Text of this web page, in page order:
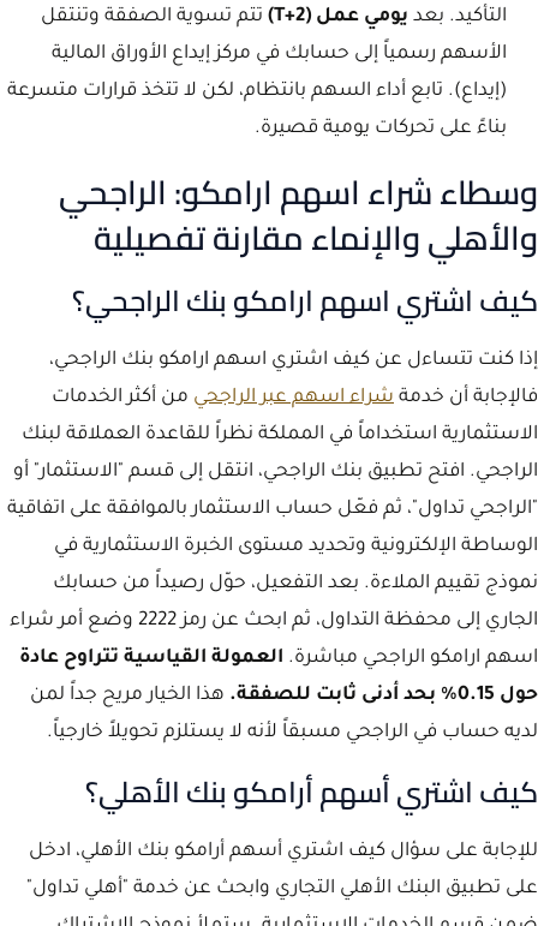
التأكيد. بعد يومي عمل (T+2)
تتم تسوية الصفقة وتنتقل
الأسهم رسمياً إلى حسابك في مركز إيداع الأوراق المالية
(إيداع). تابع أداء السهم بانتظام، لكن لا تتخذ قرارات متسرعة
بناءً على تحركات يومية قصيرة.
وسطاء شراء اسهم ارامكو: الراجحي
والأهلي والإنماء مقارنة تفصيلية
كيف اشتري اسهم ارامكو بنك الراجحي؟
إذا كنت تتساءل عن كيف اشتري اسهم ارامكو بنك الراجحي،
فالإجابة أن خدمة شراء اسهم عبر الراجحي من أكثر الخدمات
الاستثمارية استخداماً في المملكة نظراً للقاعدة العملاقة لبنك
الراجحي. افتح تطبيق بنك الراجحي، انتقل إلى قسم "الاستثمار" أو
"الراجحي تداول"، ثم فعّل حساب الاستثمار بالموافقة على اتفاقية
الوساطة الإلكترونية وتحديد مستوى الخبرة الاستثمارية في
نموذج تقييم الملاءة. بعد التفعيل، حوّل رصيداً من حسابك
الجاري إلى محفظة التداول، ثم ابحث عن رمز 2222 وضع أمر شراء
اسهم ارامكو الراجحي مباشرة. العمولة القياسية تتراوح عادة
حول 0.15% بحد أدنى ثابت للصفقة.
هذا الخيار مريح جداً لمن
لديه حساب في الراجحي مسبقاً لأنه لا يستلزم تحويلاً خارجياً.
كيف اشتري أسهم أرامكو بنك الأهلي؟
للإجابة على سؤال كيف اشتري أسهم أرامكو بنك الأهلي، ادخل
على تطبيق البنك الأهلي التجاري وابحث عن خدمة "أهلي تداول"